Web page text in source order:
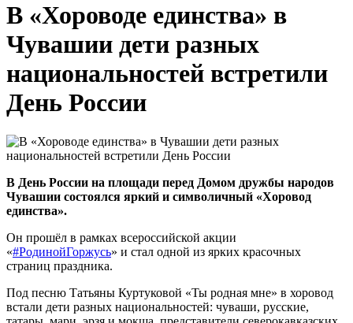
В «Хороводе единства» в
Чувашии дети разных
национальностей встретили
День России
В День России на площади перед Домом дружбы народов
Чувашии состоялся яркий и символичный «Хоровод
единства».
Он прошёл в рамках всероссийской акции
«#РодинойГоржусь» и стал одной из ярких красочных
страниц праздника.
Под песню Татьяны Куртуковой «Ты родная мне» в хоровод
встали дети разных национальностей: чуваши, русские,